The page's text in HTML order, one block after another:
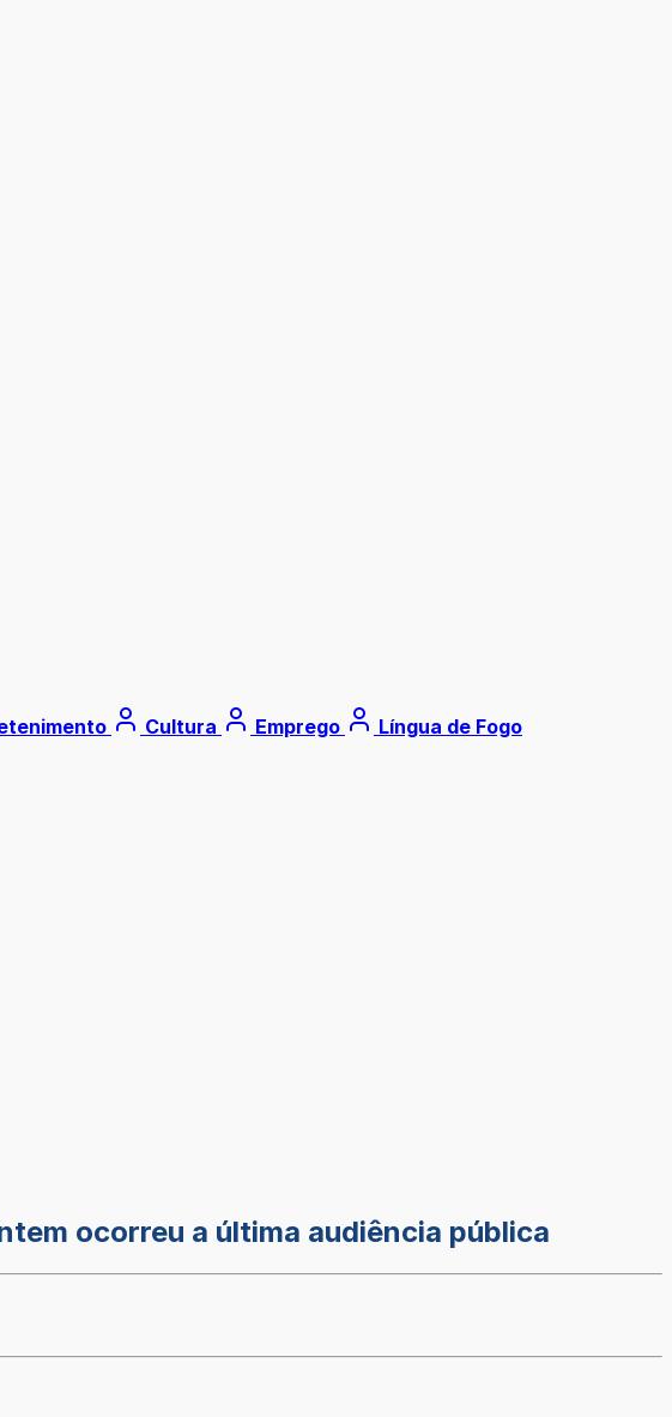
Cultura Emprego Língua de Fogo
ocorreu a última audiência pública